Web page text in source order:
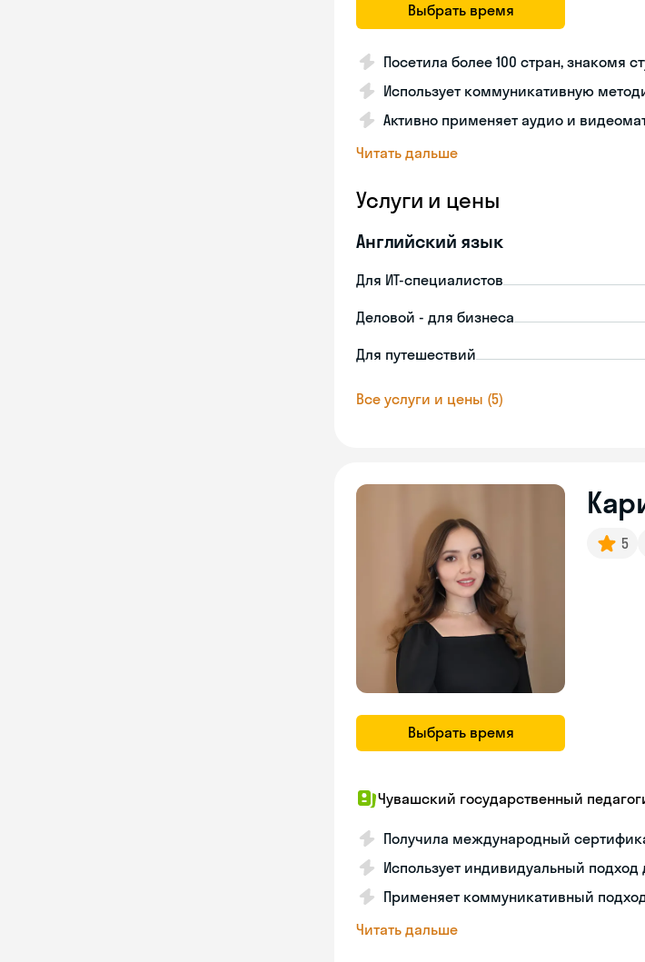
Выбрать время
Посетила более 100 стран, знакомя
Использует коммуникативную
Активно применяет аудио и
Читать дальше
Услуги и цены
Английский язык
Для ИТ-специалистов
Деловой - для бизнеса
Для путешествий
Все услуги и цены (5)
Выбрать время
5
Чувашский государственный
Получила международный
Использует индивидуальный подход
Применяет коммуникативный
Читать дальше